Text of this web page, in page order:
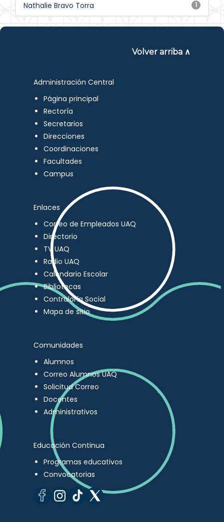
1
Nathalie Bravo Torra
Volver arriba ∧
Administración Central
Página principal
Rectoría
Secretarios
Direcciones
Coordinaciones
Facultades
Campus
Enlaces
Correo de Empleados UAQ
Directorio
TV UAQ
Radio UAQ
Calendario Escolar
Bibliotecas
Contraloría Social
Mapa de sitio
Comunidades
Alumnos
Correo Alumnos UAQ
Solicitud Correo
Docentes
Administrativos
Educación Continua
Programas educativos
Convocatorias